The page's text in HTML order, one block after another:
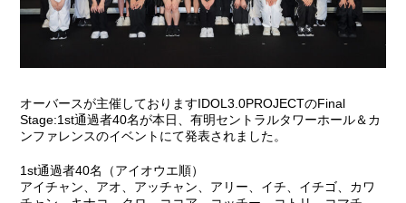
オーバースが主催しておりますIDOL3.0PROJECTのFinal
Stage:1st通過者40名が本日、有明セントラルタワーホール＆カ
ンファレンスのイベントにて発表されました。
1st通過者40名（アイオウエ順）
アイチャン、アオ、アッチャン、アリー、イチ、イチゴ、カワ